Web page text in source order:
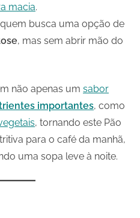
macia.
busca uma opção de
, mas sem abrir mão do
não apenas um sabor
importantes, como
, tornando este Pão
para o café da manhã,
uma sopa leve à noite.